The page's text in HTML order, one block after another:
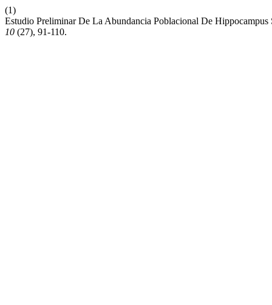
(1)
Estudio Preliminar De La Abundancia Poblacional De
10 (27), 91-110.